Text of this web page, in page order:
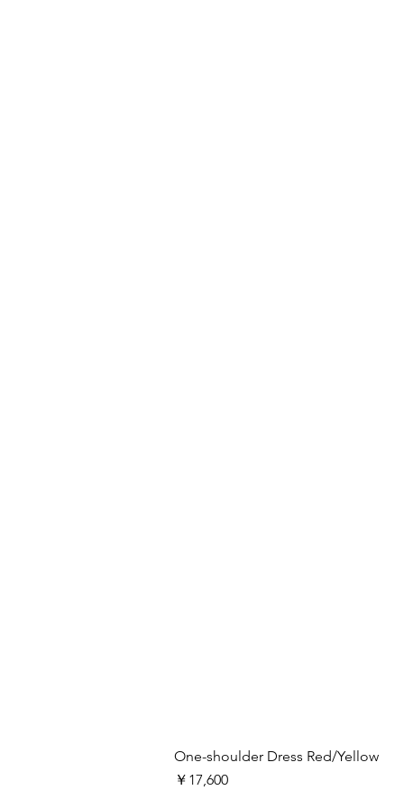
One-shoulder Dress Red/Yellow
価格
￥17,600